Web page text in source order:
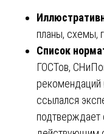
планы, схемы,
Список
ГОСТов,
рекомендаций
ссылался
подтверждает